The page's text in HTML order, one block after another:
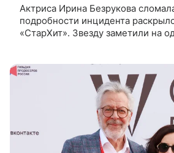
Актриса Ирина Безрукова
подробности инцидента
«СтарХит». Звезду заметили на